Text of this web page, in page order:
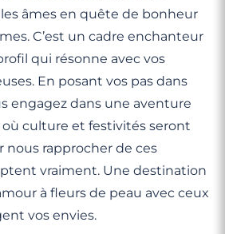
âmes en quête de bonheur
C’est un cadre enchanteur
qui résonne avec vos
En posant vos pas dans
engagez dans une aventure
culture et festivités seront
nous rapprocher de ces
vraiment. Une destination
à fleurs de peau avec ceux
vos envies.